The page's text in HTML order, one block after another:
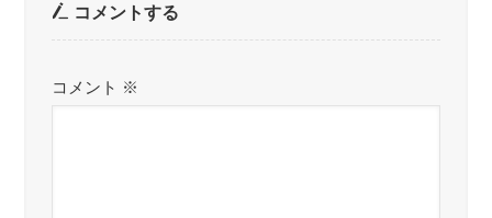
コメントする
コメント ※